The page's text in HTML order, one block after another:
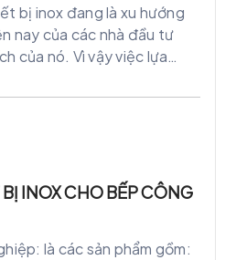
bị inox đang là xu hướng
nay của các nhà đầu tư
của nó. Vì vậy việc lựa
chủ khách sạn, hàng hàng,
INOX CHO BẾP CÔNG
là các sản phẩm gồm: